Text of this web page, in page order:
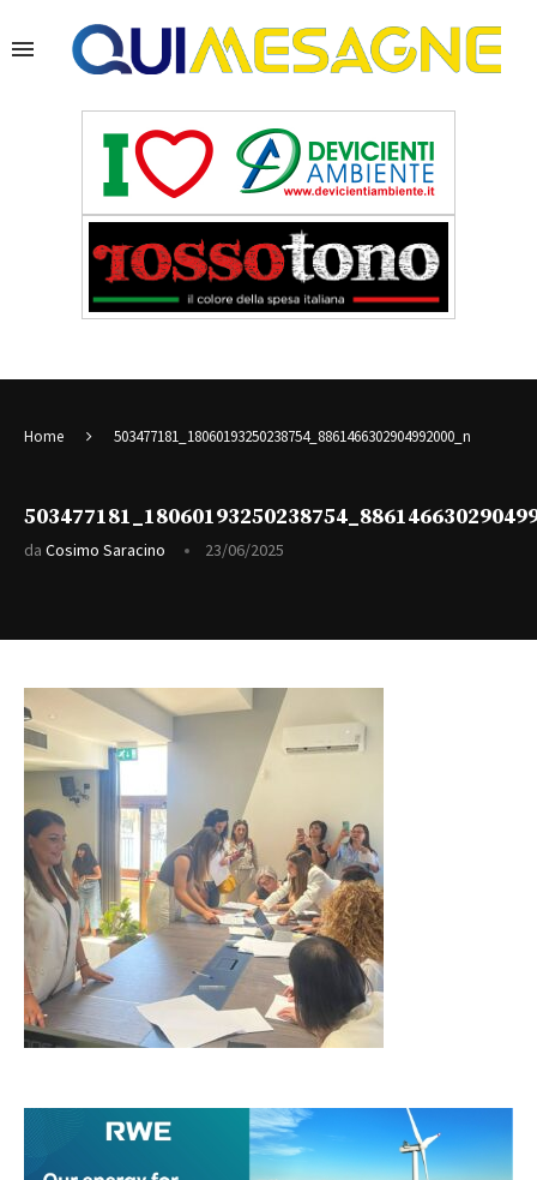
Home 503477181_18060193250238754_8861466302904992000_n
da Cosimo Saracino 23/06/2025